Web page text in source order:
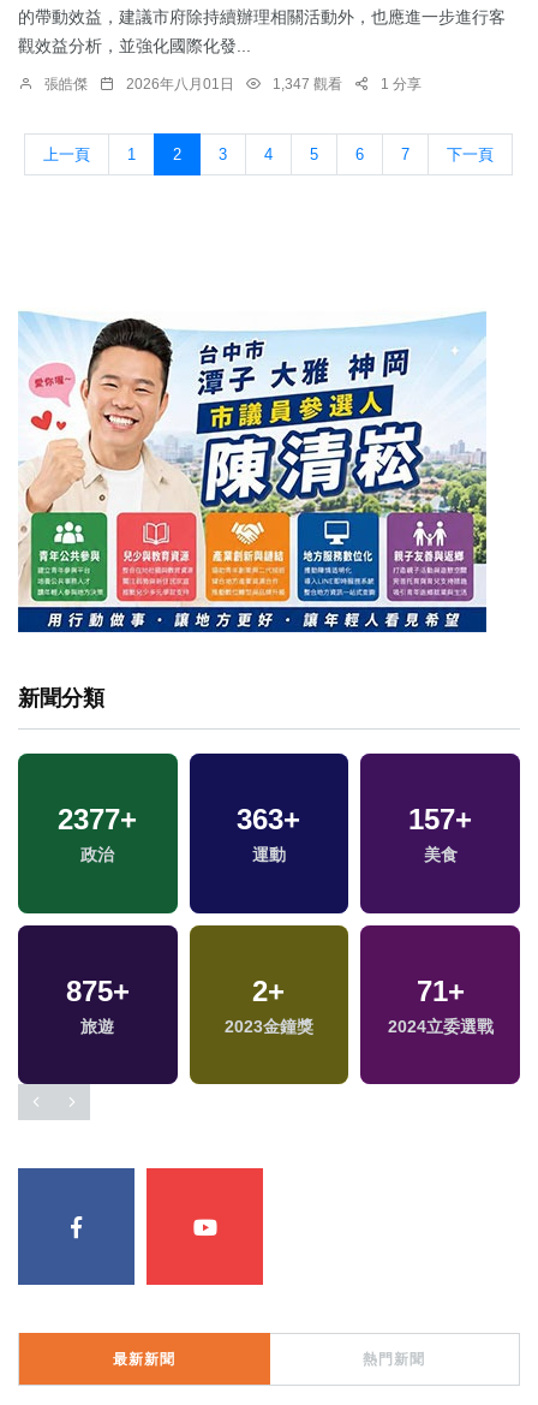
的帶動效益，建議市府除持續辦理相關活動外，也應進一步進行客
觀效益分析，並強化國際化發...
張皓傑 2026年八月01日 1,347 觀看 1 分享
上一頁 1 2 3 4 5 6 7 下一頁
新聞分類
2377+
政治
363+
運動
157+
美食
875+
旅遊
2+
2023金鐘獎
71+
2024立委選戰
最新新聞 熱門新聞